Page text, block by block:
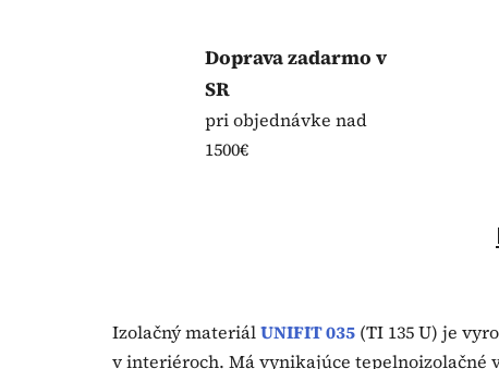
Doprava zadarmo v
SR
pri objednávke nad
1500€
Izolačný materiálUNIFIT 035 (TI 135 U) je
v interiéroch. Má vynikajúce